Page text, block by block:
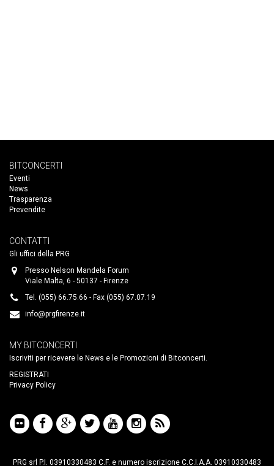
BITCONCERTI
Eventi
News
Trasparenza
Prevendite
CONTATTI
Gli uffici della PRG
Presso Nelson Mandela Forum
Viale Malta, 6 - 50137 - Firenze
Tel. (055) 66.75.66 - Fax (055) 67.07.19
info@prgfirenze.it
MY BITCONCERTI
Iscriviti per ricevere le News e le Promozioni di Bitconcerti.
REGISTRATI
Privacy Policy
PRG srl P.I. 03910330483 C.F. e numero iscrizione C.C.I.A.A. 03910330483